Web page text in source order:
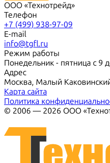
ООО «Технотрейд»
Телефон
+7 (499) 938-97-09
E-mail
info@tgfl.ru
Режим работы
Понедельник - пятница с 9
Адрес
Москва, Малый
Карта сайта
Политика
© 2006 — 2026 ООО